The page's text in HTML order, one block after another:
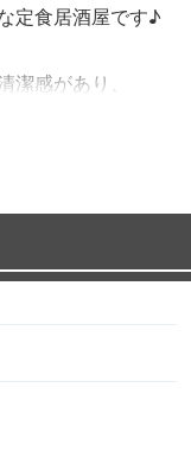
定食居酒屋です♪
感があり、
ただけます！
のテーブル席も完
厚なアジが2枚
飯が進みます♪
そば定食」など多